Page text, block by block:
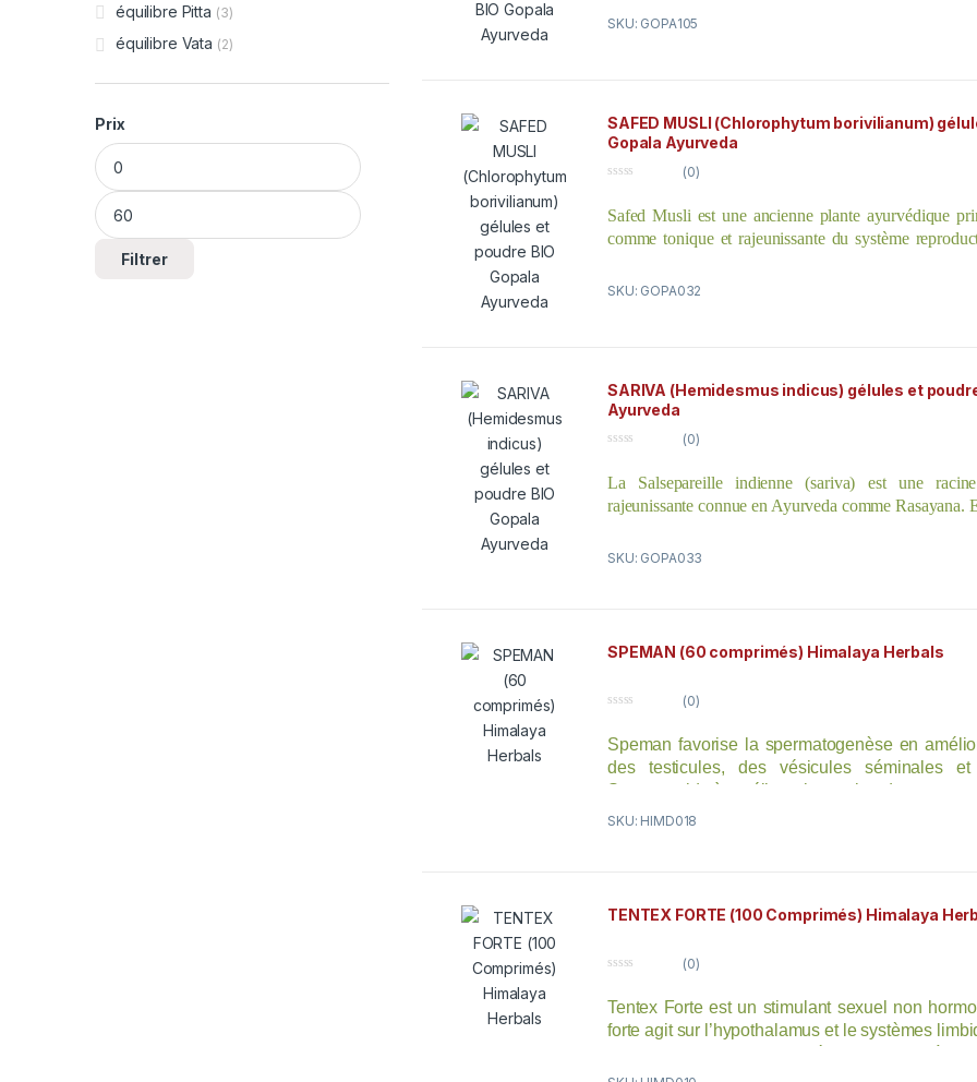
mais son action s’étend positivement à tout le corps
l’aggravation de Vata.
SKU: GOPA105
SAFED MUSLI (Chlorophytum borivilianum)
Gopala Ayurveda
u
o
(0)
Safed Musli est une ancienne plante ayurvédique
comme tonique et rajeunissante du système
améliore l’humeur. Safed Musli est riche en
)
SKU: GOPA032
SARIVA (Hemidesmus indicus) gélules et
Ayurveda
u
o
(0)
La Salsepareille indienne (sariva) est une
rajeunissante connue en Ayurveda comme Rasayana.
utilisée en particulier pour les affections des voies
SKU: GOPA033
SPEMAN (60 comprimés) Himalaya Herbals
u
o
f
(0)
Speman favorise la spermatogenèse en
des testicules, des vésicules séminales et
Speman aide à améliorer le nombre de
SKU: HIMD018
TENTEX FORTE (100 Comprimés) Himalaya
u
t
o
(0)
Tentex Forte est un stimulant sexuel non
forte agit sur l’hypothalamus et le systèmes
Tentex Forte va aussi agir sur le stress et
équilibre Pitta (3)
équilibre Vata (2)
Prix
Prix min
Prix max
Filtrer